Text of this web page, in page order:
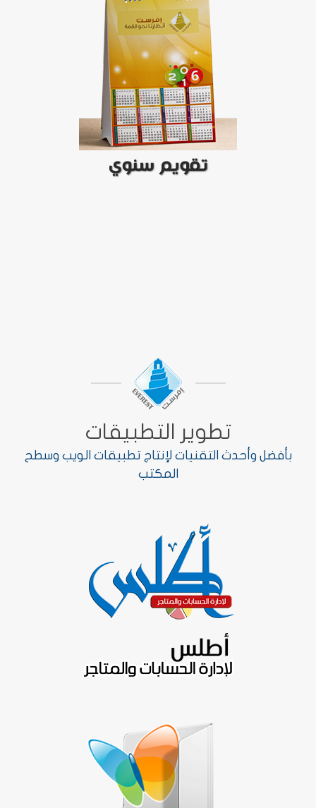
تطوير التطبيقات
بأفضل وأحدث التقنيات لإنتاج تطبيقات الويب وسطح
المكتب